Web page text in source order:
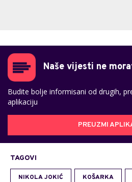
Naše vijesti ne
Budite bolje informisani od drugih,
aplikaciju
PREUZMI
TAGOVI
NIKOLA JOKIĆ KOŠARKA